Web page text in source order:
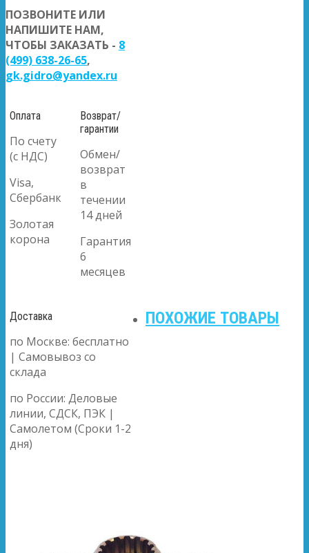
ПОЗВОНИТЕ ИЛИ
НАПИШИТЕ НАМ,
ЧТОБЫ ЗАКАЗАТЬ - 8
(499) 638-26-65,
gk.gidro@yandex.ru
Оплата
По счету
(с НДС)
Visa,
Сбербанк
Золотая
корона
Возврат/
гарантии
Обмен/
возврат
в
течении
14 дней
Гарантия
6
месяцев
Доставка
по Москве: бесплатно
| Самовывоз со
склада
по России: Деловые
линии, СДСК, ПЭК |
Самолетом (Сроки 1-2
дня)
ПОХОЖИЕ ТОВАРЫ